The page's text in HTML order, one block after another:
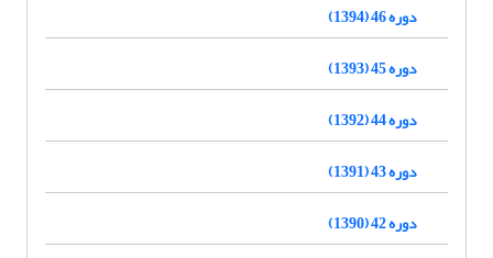
دوره 46 (1394)
دوره 45 (1393)
دوره 44 (1392)
دوره 43 (1391)
دوره 42 (1390)